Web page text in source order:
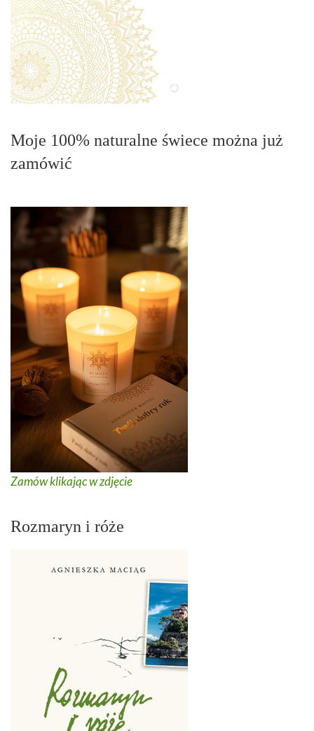
Moje 100% naturalne świece można już
zamówić
Zamów klikając w zdjęcie
Rozmaryn i róże